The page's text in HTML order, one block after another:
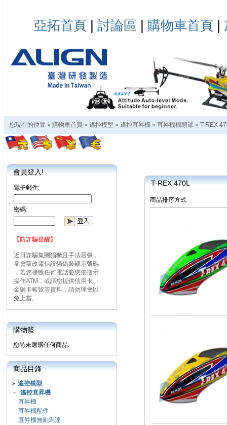
亞拓首頁 | 討論區 | 購物車首頁 |
您現在的位置 » 購物車首頁 » 遙控模型 » 遙控直昇機 » 直昇機機頭罩 » T-REX
會員登入!
電子郵件:
密碼:
【防詐騙提醒】
近日詐騙集團猖獗且手法囂張，
常會竄改電信設備偽裝顯示號碼
，若您接獲任何電話要您依指示
操作ATM，或請您提供信用卡、
金融卡帳號等資料，請勿理會以
免上當。
購物籃
您尚未選購任何商品.
商品目錄
遙控模型
- 遙控直昇機
直昇機
直昇機配件
直昇機無刷馬達
T-REX 470L
商品排序方式